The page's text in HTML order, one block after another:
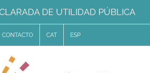
DE UTILIDAD PÚBLICA
CONTACTO CAT ESP